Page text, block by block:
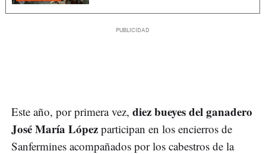
Este año, por primera vez, diez bueyes del ganadero
José María López participan en los encierros de
Sanfermines acompañados por los cabestros de la